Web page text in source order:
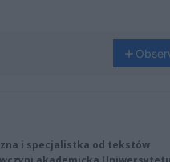
i specjalistka od tekstów